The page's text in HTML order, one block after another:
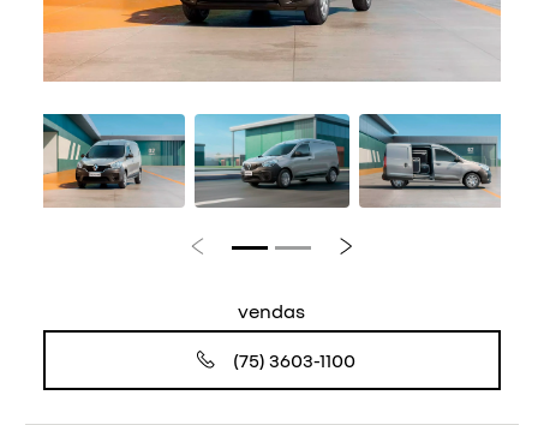
Anterior Próximo
vendas
(75) 3603-1100